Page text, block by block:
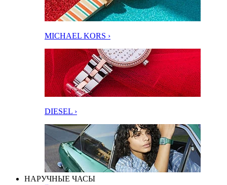
MICHAEL KORS ›
DIESEL ›
НАРУЧНЫЕ ЧАСЫ